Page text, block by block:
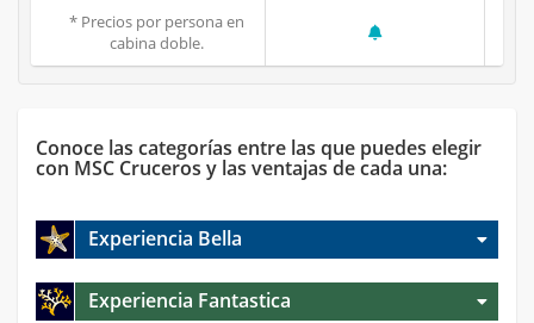
* Precios por persona en
cabina doble.
Conoce las categorías entre las que puedes elegir
con MSC Cruceros y las ventajas de cada una:
Experiencia Bella
Experiencia Fantastica